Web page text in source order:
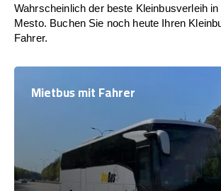
Wahrscheinlich der beste Kleinbusverleih
Mesto. Buchen Sie noch heute Ihren
Fahrer.
Mietbus mit Fahrer